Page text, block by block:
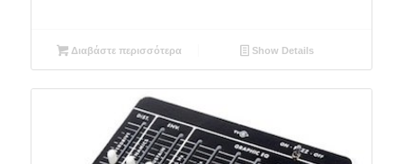
Διαβάστε περισσότερα Show Details